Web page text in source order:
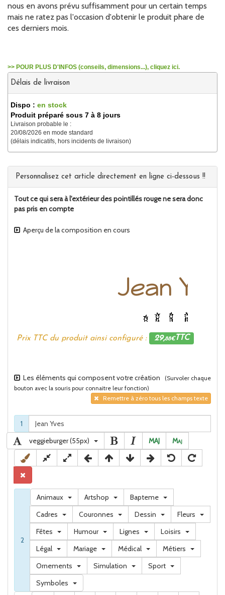
nous en avons prévu suffisamment pour un certain temps
mais ne ratez pas l'occasion d'obtenir le produit phare de
ces derniers mois.
>> POUR PLUS D'INFOS (conseils, dimensions...), cliquez ici.
Délais de livraison
Dispo : en stock
Produit préparé sous 7 à 8 jours
Livraison probable le :
20/08/2026 en mode standard
(délais indicatifs, hors incidents de livraison)
Personnalisez cet article directement en ligne ci-dessous !!
Tout ce qui sera à l'extérieur des pointillés rouge ne sera donc
pas pris en compte
Aperçu de la composition en cours
Prix TTC du produit ainsi configuré : 29,88€TTC
Les éléments qui composent votre création
(Survoler chaque
bouton avec la souris pour connaitre leur fonction)
Remettre à zéro tous les champs texte
1
veggieburger (55px)
MAJ Maj
2
Animaux Artshop
Bapteme
Cadres
Couronnes Dessin
Fleurs
Fêtes
Humour Lignes
Loisirs
Légal
Mariage Médical
Métiers
Ornements
Simulation
Sport
Symboles